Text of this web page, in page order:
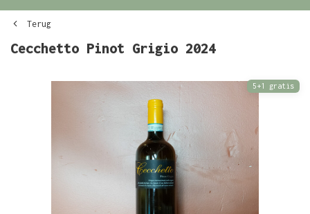
Terug
Cecchetto Pinot Grigio 2024
5+1 gratis